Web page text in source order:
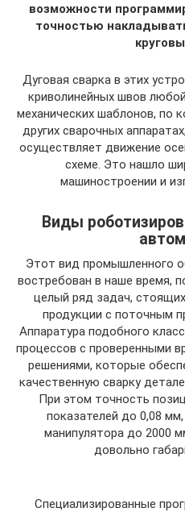
возможности
точностью
Дуговая сварка в этих
криволинейных швов
механических шаблонов, по
других сварочных
осуществляет движение
схеме. Это нашло
машиностроении и
Виды
Этот вид промышленного
востребован в наше время,
целый ряд задач,
продукции с поточным
Аппаратура подобного
процессов с проверенными
решениями, которые
качественную сварку
При этом точность
показателей до 0,08
манипулятора до 2000
довольно
Специализированные